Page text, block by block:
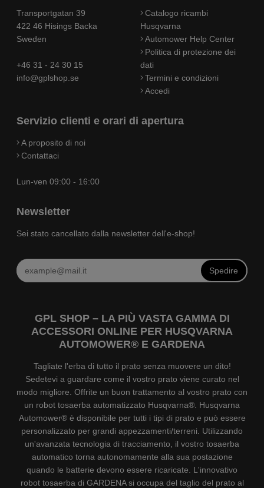
Transportgatan 39
422 46 Hisings Backa
Sweden
+46 31 - 24 30 15
info@gplshop.se
Catalogo ricambi
Husqvarna
Automower Help Center
Politica di protezione dei
dati
Termini e condizioni
Accedi
Servizio clienti e orari di apertura
A proposito di noi
Contattaci
Lun-ven 09:00 - 16:00
Newsletter
Sei stato cancellato dalla newsletter dell'e-shop!
Spedire
GPL SHOP – LA PIÙ VASTA GAMMA DI
ACCESSORI ONLINE PER HUSQVARNA
AUTOMOWER® E GARDENA
Tagliate l'erba di tutto il prato senza muovere un dito!
Sedetevi a guardare come il vostro prato viene curato nel
modo migliore. Offrite un buon trattamento al vostro prato con
un robot tosaerba automatizzato Husqvarna®. Husqvarna
Automower® è disponibile per tutti i tipi di prato e può essere
personalizzato per grandi appezzamenti/terreni. Utilizzando
un'avanzata tecnologia di tracciamento, il vostro tosaerba
automatico torna autonomamente alla sua postazione
quando le batterie devono essere ricaricate. L'innovativo
robot tosaerba di GARDENA si occupa del taglio del prato al